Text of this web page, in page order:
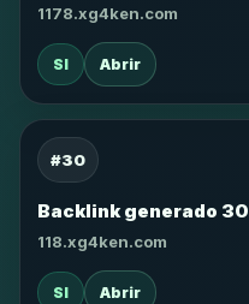
1178.xg4ken.com
SI Abrir
#30
Backlink generado 30
118.xg4ken.com
SI Abrir